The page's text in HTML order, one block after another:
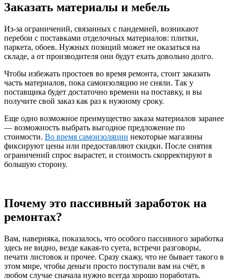
Заказать материалы и мебель
Из-за ограничений, связанных с пандемией, возникают
перебои с поставками отделочных материалов: плитки,
паркета, обоев. Нужных позиций может не оказаться на
складе, а от производителя они будут ехать довольно долго.
Чтобы избежать простоев во время ремонта, стоит заказать
часть материалов, пока самоизоляцию не сняли. Так у
поставщика будет достаточно времени на поставку, и вы
получите свой заказ как раз к нужному сроку.
Еще одно возможное преимущество заказа материалов заранее
— возможность выбрать выгодное предложение по
стоимости. Во время самоизоляции некоторые магазины
фиксируют цены или предоставляют скидки. После снятия
ограничений спрос вырастет, и стоимость скорректируют в
большую сторону.
Почему это пассивный заработок на
ремонтах?
Вам, наверняка, показалось, что особого пассивного заработка
здесь не видно, везде какая-то суета, встречи разговоры,
печати листовок и прочее. Сразу скажу, что не бывает такого в
этом мире, чтобы деньги просто поступали вам на счёт, в
любом случае сначала нужно всегда хорошо поработать.